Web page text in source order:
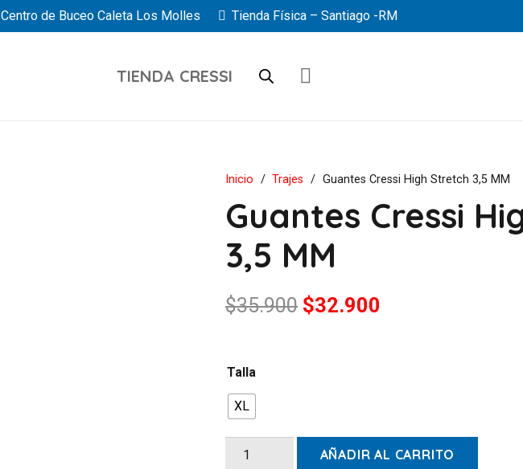
Centro de Buceo Caleta Los Molles Tienda Física – Santiago -RM
TIENDA CRESSI
Inicio / Trajes / Guantes Cressi High Stretch 3,5 MM
Guantes Cressi
3,5 MM
$35.900 El
$32.900
Talla
XL
Guantes
AÑADIR AL CARRITO